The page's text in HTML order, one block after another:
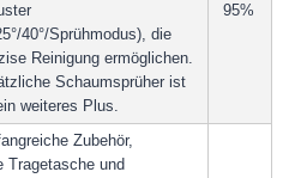
40°/Sprühmodus), die
Reinigung ermöglichen.
Schaumsprüher ist
weiteres Plus.
95%
Zubehör,
Tragetasche und